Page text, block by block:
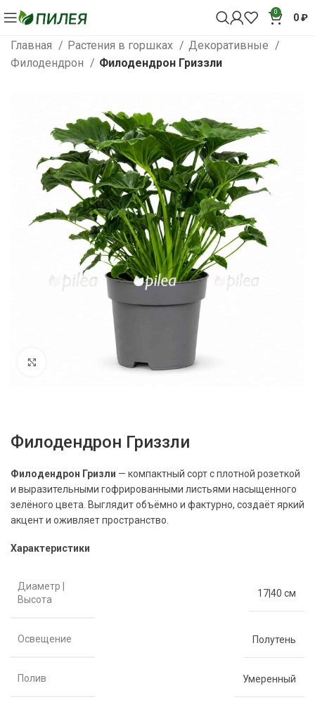
0 0₽
Главная Растения в горшках
Декоративные
Филодендрон
Филодендрон Гриззли
Нажмите, чтобы увеличить
Филодендрон Гриззли
Филодендрон Гризли — компактный сорт с плотной розеткой
и выразительными гофрированными листьями насыщенного
зелёного цвета. Выглядит объёмно и фактурно, создаёт яркий
акцент и оживляет пространство.
Характеристики
Диаметр |
Высота
17|40 см
Освещение Полутень
Полив Умеренный